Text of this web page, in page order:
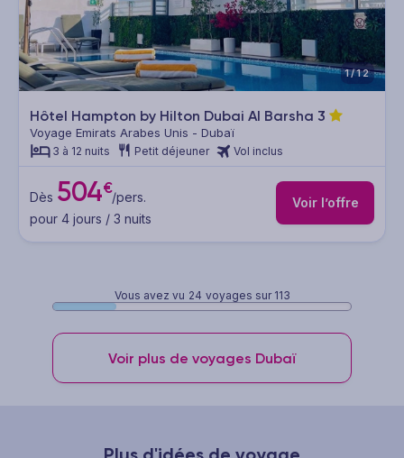
1/12
Hôtel Hampton by Hilton Dubai Al Barsha 3
Voyage Emirats Arabes Unis - Dubaï
3 à 12 nuits Petit déjeuner Vol inclus
Dès 504€/pers.
pour 4 jours / 3 nuits
Voir l’offre
Vous avez vu 24 voyages sur 113
Voir plus de voyages Dubaï